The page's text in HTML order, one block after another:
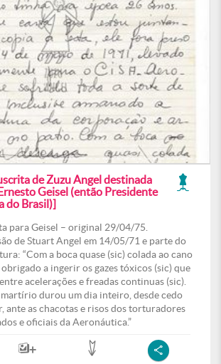
de Zuzu Angel destinada
Geisel (então Presidente
do Brasil)]
para Geisel – original 29/04/75.
de Stuart Angel em 14/05/71 e parte do
“Com a boca quase (sic) colada ao cano
a ingerir os gazes tóxicos (sic) que
acelerações e freadas continuas (sic).
martírio durou um dia inteiro, desde cedo
ante as chacotas e risos dos torturadores
e oficiais da Aeronáutica.”